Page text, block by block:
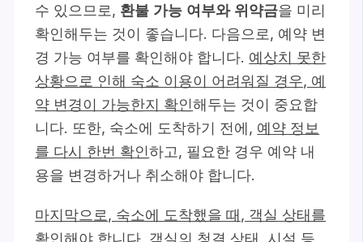
수 있으므로, 환불 가능 여부와 위약금을 미리
확인해두는 것이 좋습니다. 다음으로, 예약 변
경 가능 여부를 확인해야 합니다. 예상치 못한
상황으로 인해 숙소 이용이 어려워질 경우, 예
약 변경이 가능한지 확인해두는 것이 중요합
니다. 또한, 숙소에 도착하기 전에, 예약 정보
를 다시 한번 확인하고, 필요한 경우 예약 내
용을 변경하거나 취소해야 합니다.
마지막으로, 숙소에 도착했을 때, 객실 상태를
확인해야 합니다. 객실의 청결 상태, 시설 등